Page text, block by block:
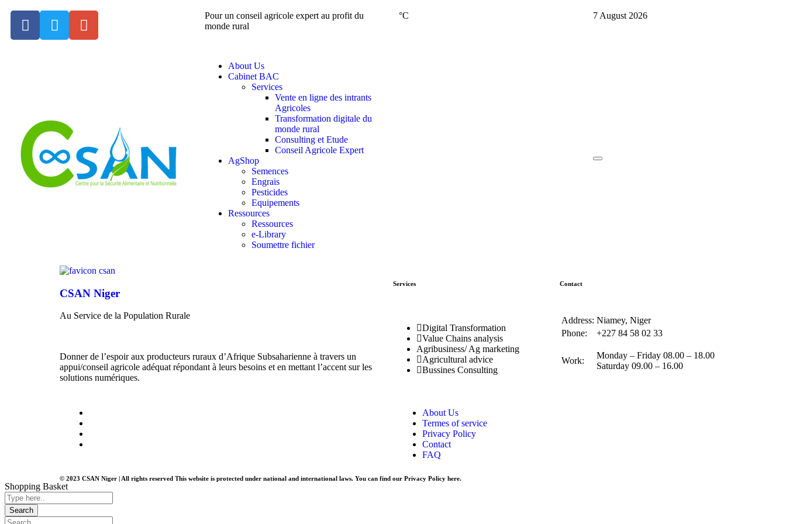
Pour un conseil agricole expert au profit du
monde rural
°C 7 August 2026
About Us
Cabinet BAC
Services
Vente en ligne des intrants
Agricoles
Transformation digitale du
monde rural
Consulting et Etude
Conseil Agricole Expert
AgShop
Semences
Engrais
Pesticides
Equipements
Ressources
Ressources
e-Library
Soumettre fichier
CSAN Niger
Au Service de la Population Rurale
Donner de l’espoir aux producteurs ruraux d’Afrique Subsaharienne à travers un
appui/conseil agricole adéquat répondant à leurs besoins et en mettant l’accent sur les
solutions numériques.
Services
Digital Transformation
Value Chains analysis
Agribusiness/ Ag marketing
Agricultural advice
Bussines Consulting
Contact
Address: Niamey, Niger
Phone:
+227 84 58 02 33
Work:
Monday – Friday 08.00 – 18.00
Saturday 09.00 – 16.00
About Us
Termes of service
Privacy Policy
Contact
FAQ
© 2023 CSAN Niger | All rights reserved This website is protected under national and international laws. You can find our Privacy Policy here.
Shopping Basket